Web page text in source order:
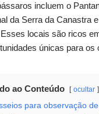
incluem o
da Serra da Canastra
locais são ricos
únicas para os
ao Conteúdo ocultar
para observação